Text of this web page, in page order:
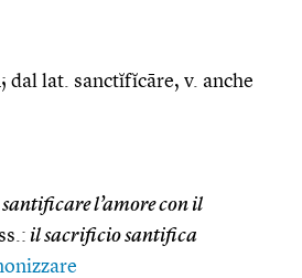
dal lat. sanctĭfĭcāre, v. anche
santificare l’amore con il
il sacrificio santifica